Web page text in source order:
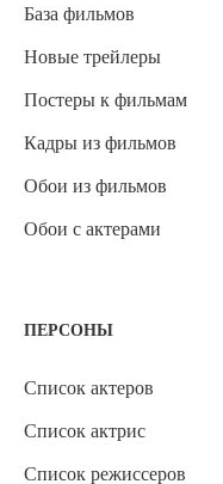
База фильмов
Новые трейлеры
Постеры к фильмам
Кадры из фильмов
Обои из фильмов
Обои с актерами
ПЕРСОНЫ
Список актеров
Список актрис
Список режиссеров